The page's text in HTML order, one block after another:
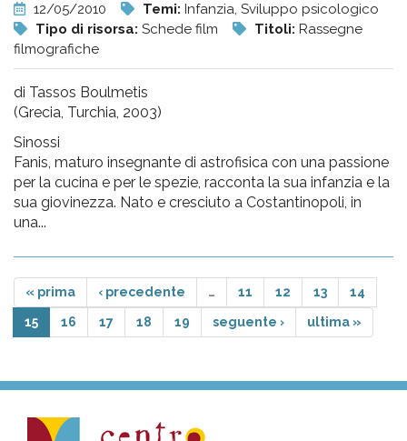
12/05/2010 Temi: Infanzia, Sviluppo psicologico
Tipo di risorsa: Schede film Titoli: Rassegne
filmografiche
di Tassos Boulmetis
(Grecia, Turchia, 2003)
Sinossi
Fanis, maturo insegnante di astrofisica con una passione
per la cucina e per le spezie, racconta la sua infanzia e la
sua giovinezza. Nato e cresciuto a Costantinopoli, in
una...
« prima ‹ precedente … 11 12 13 14
15 16 17 18 19 seguente › ultima »